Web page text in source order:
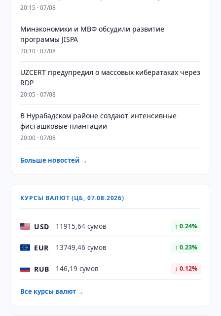
20:15 · 07/08
Минэкономики и МВФ обсудили развитие
программы JISPA
20:10 · 07/08
UZCERT предупредил о массовых кибератаках через
RDP
20:05 · 07/08
В Нурабадском районе создают интенсивные
фисташковые плантации
20:00 · 07/08
Больше новостей →
КУРСЫ ВАЛЮТ (ЦБ, 07.08.2026)
USD 11915,64 сумов ↑ 0.24%
EUR 13749,46 сумов ↑ 0.23%
RUB 146,19 сумов ↓ 0.12%
Все курсы валют →